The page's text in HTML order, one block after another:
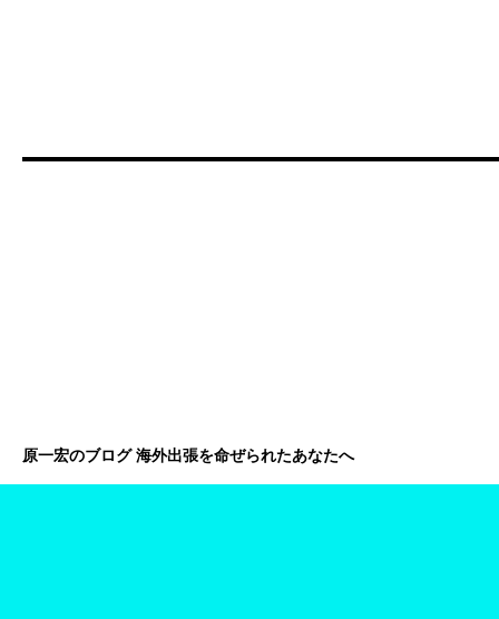
原一宏のブログ 海外出張を命ぜられたあなたへ